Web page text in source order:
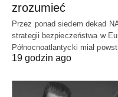
zrozumieć
Przez ponad siedem dekad
strategii bezpieczeństwa w
Północnoatlantycki miał
19 godzin ago